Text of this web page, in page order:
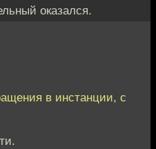
оказался.
в инстанции, с